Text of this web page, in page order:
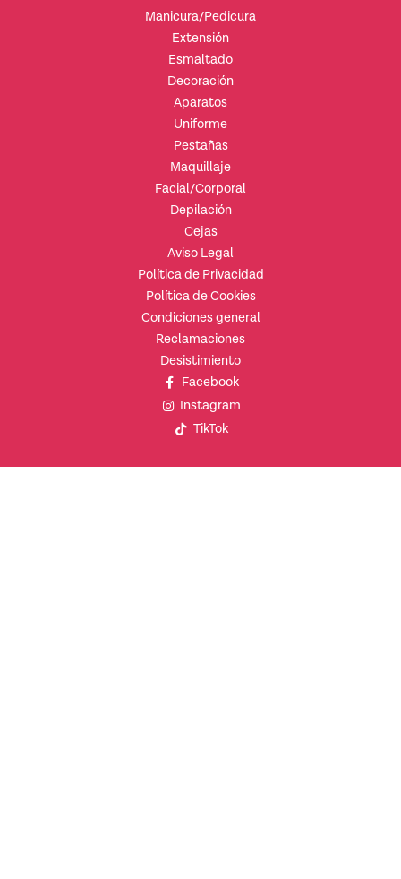
Manicura/Pedicura
Extensión
Esmaltado
Decoración
Aparatos
Uniforme
Pestañas
Maquillaje
Facial/Corporal
Depilación
Cejas
Aviso Legal
Política de Privacidad
Política de Cookies
Condiciones general
Reclamaciones
Desistimiento
Facebook
Instagram
TikTok